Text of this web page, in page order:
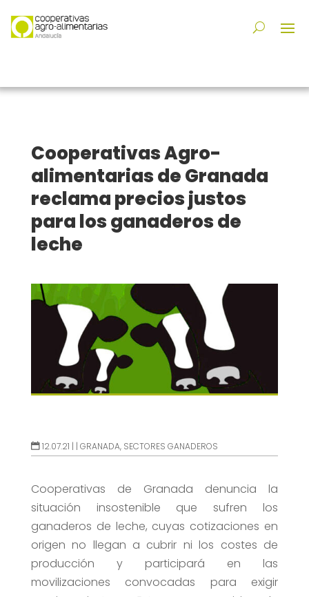
Cooperativas Agro-
alimentarias de Granada
reclama precios justos
para los ganaderos de
leche
12.07.21 | | GRANADA, SECTORES GANADEROS
Cooperativas de Granada denuncia la
situación insostenible que sufren los
ganaderos de leche, cuyas cotizaciones en
origen no llegan a cubrir ni los costes de
producción y participará en las
movilizaciones convocadas para exigir